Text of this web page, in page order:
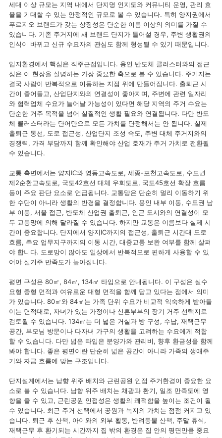
세대 이상 규모는 지역 내에서 단지명 인지도와 커뮤니티 운영, 관리 효
율을 기대할 수 있는 안정적인 규모로 볼 수 있습니다. 특히 양지권에서
푸르지오 브랜드가 갖는 상징성은 단순한 이름 이상의 의미를 가질 수
있습니다. 기존 주거지에 새 브랜드 단지가 들어설 경우, 주변 생활권의
인식이 바뀌고 신규 수요자의 관심도 함께 형성될 수 있기 때문입니다.
입지환경에서 핵심은 직주근접입니다. 용인 반도체 클러스터와의 접근
성은 이 현장을 설명하는 가장 중요한 축으로 볼 수 있습니다. 주거지는
결국 사람이 반복적으로 이동하는 지점 위에 만들어집니다. 출퇴근 시
간이 줄어들고, 산업단지와의 연결성이 좋아지며, 주변에 관련 일자리
와 협력업체 수요가 늘어날 가능성이 있다면 해당 지역의 주거 수요는
단순한 거주 목적을 넘어 실질적인 생활 필요와 연결됩니다. 다만 반도
체 클러스터라는 단어만으로 모든 가치를 단정해서는 안 됩니다. 실제
출퇴근 동선, 도로 접근성, 산업단지 조성 속도, 주변 대체 주거지와의
경쟁력, 가격 부담까지 함께 확인해야 산업 호재가 주거 가치로 전환될
수 있습니다.
교통 측면에서는 양지IC와 영동고속도로, 세종-포천고속도로, 수도권
제2순환고속도로, 국도42호선 대체 우회도로, 국도45호선 확장 흐름
등이 주요 판단 요소로 언급됩니다. 교통망은 단순히 멀리 이동하기 위
한 수단이 아니라 생활의 반경을 결정합니다. 용인 내부 이동, 수도권 남
부 이동, 서울 접근, 반도체 산업권 출퇴근, 인근 도시와의 연결성이 모
두 교통망에 의해 달라질 수 있습니다. 하지만 교통은 이름보다 실제 시
간이 중요합니다. 단지에서 양지IC까지의 접근성, 출퇴근 시간대 도로
흐름, 주요 업무지구까지의 이동 시간, 대중교통 보완 여부를 함께 살펴
야 합니다. 도로망이 많아도 일상에서 반복적으로 편하게 사용할 수 있
어야 실거주 만족도가 높아집니다.
평면 구성은 80㎡, 84㎡, 134㎡ 타입으로 안내됩니다. 이 구성은 실수
요형 중형 면적과 여유로운 대형 면적을 함께 담고 있다는 점에서 의미
가 있습니다. 80㎡와 84㎡는 가족 단위 수요가 비교적 익숙하게 받아들
이는 면적대로, 자녀가 있는 가정이나 신혼부부의 장기 거주 선택지로
검토될 수 있습니다. 134㎡는 더 넓은 거실과 방 구성, 수납, 재택근무
공간, 부모님 방문이나 다자녀 가구의 생활을 고려하는 수요에게 적합
할 수 있습니다. 다만 넓은 타입은 분양가와 관리비, 향후 환금성을 함께
봐야 합니다. 좋은 평면이란 단순히 넓은 공간이 아니라 가족의 생애주
기와 자금 흐름에 맞는 구조입니다.
단지설계에서는 남향 위주 배치와 근린공원 인접 주거환경이 중요한 요
소로 볼 수 있습니다. 남향 위주 배치는 채광과 환기, 일조 만족도에 영
향을 줄 수 있고, 근린공원 인접성은 생활의 쾌적함을 높이는 조건이 될
수 있습니다. 최근 주거 선택에서 공원과 녹지의 가치는 점점 커지고 있
습니다. 퇴근 후 산책, 아이와의 외부 활동, 반려동물 산책, 주말 휴식,
재택근무 후 환기되는 시간까지 집 밖의 환경은 집 안의 평면만큼 중요